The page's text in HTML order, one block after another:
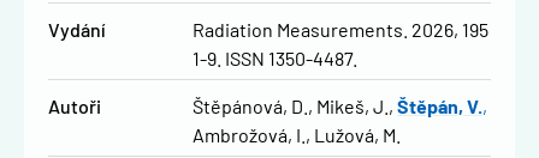
Vydání
Radiation Measurements. 2026, 195
1-9. ISSN 1350-4487.
Autoři Štěpánová, D. Mikeš, J.
Štěpán, V.
Ambrožová, I.
Lužová, M.